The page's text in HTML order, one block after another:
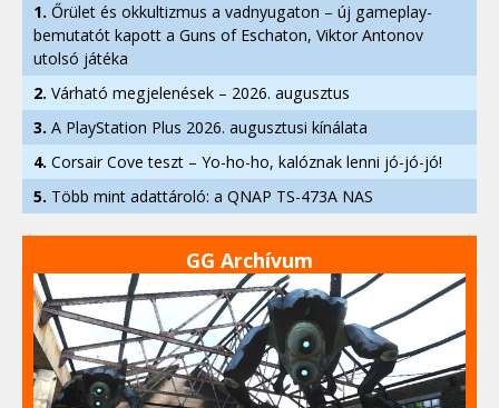
1. Őrület és okkultizmus a vadnyugaton – új gameplay-
bemutatót kapott a Guns of Eschaton, Viktor Antonov
utolsó játéka
2. Várható megjelenések – 2026. augusztus
3. A PlayStation Plus 2026. augusztusi kínálata
4. Corsair Cove teszt – Yo-ho-ho, kalóznak lenni jó-jó-jó!
5. Több mint adattároló: a QNAP TS-473A NAS
GG Archívum